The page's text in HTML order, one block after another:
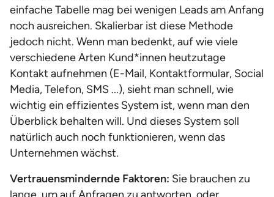
einfache Tabelle mag bei wenigen Leads am Anfang
noch ausreichen. Skalierbar ist diese Methode
jedoch nicht. Wenn man bedenkt, auf wie viele
verschiedene Arten Kund*innen heutzutage
Kontakt aufnehmen (E-Mail, Kontaktformular, Social
Media, Telefon, SMS ...), sieht man schnell, wie
wichtig ein effizientes System ist, wenn man den
Überblick behalten will. Und dieses System soll
natürlich auch noch funktionieren, wenn das
Unternehmen wächst.
Vertrauensmindernde Faktoren: Sie brauchen zu